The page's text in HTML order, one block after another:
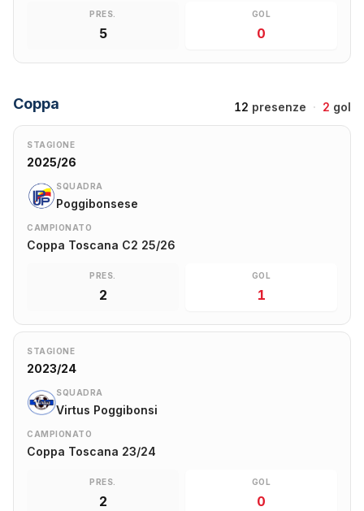
PRES.
5
GOL
0
Coppa 12 presenze · 2 gol
STAGIONE
2025/26
SQUADRA
Poggibonsese
CAMPIONATO
Coppa Toscana C2 25/26
PRES.
2
GOL
1
STAGIONE
2023/24
SQUADRA
Virtus Poggibonsi
CAMPIONATO
Coppa Toscana 23/24
PRES.
2
GOL
0